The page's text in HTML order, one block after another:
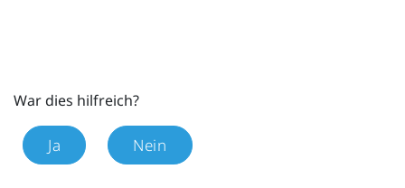
War dies hilfreich?
Ja Nein